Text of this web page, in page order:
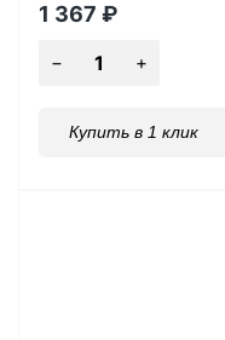
1 367 ₽
Купить в 1 клик